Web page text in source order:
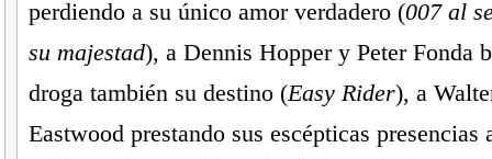
perdiendo a su único amor verdadero (007 al
su majestad), a Dennis Hopper y Peter Fonda
droga también su destino (Easy Rider), a
Eastwood prestando sus escépticas presencias